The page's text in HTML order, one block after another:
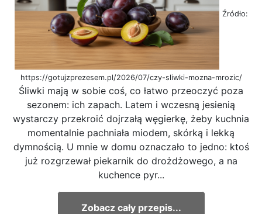
Źródło:
https://gotujzprezesem.pl/2026/07/czy-sliwki-mozna-mrozic/
Śliwki mają w sobie coś, co łatwo przeoczyć poza
sezonem: ich zapach. Latem i wczesną jesienią
wystarczy przekroić dojrzałą węgierkę, żeby kuchnia
momentalnie pachniała miodem, skórką i lekką
dymnością. U mnie w domu oznaczało to jedno: ktoś
już rozgrzewał piekarnik do drożdżowego, a na
kuchence pyr...
Zobacz cały przepis...